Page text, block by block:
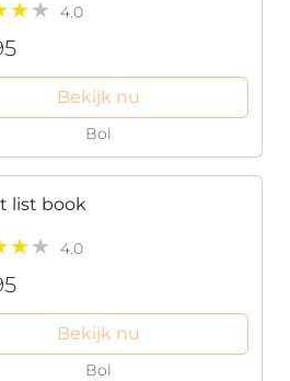
4.0
Bekijk nu
Bol
list book
4.0
Bekijk nu
Bol